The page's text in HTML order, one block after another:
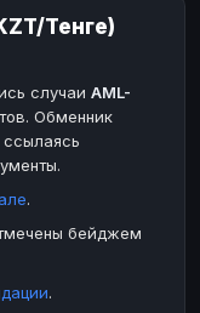
Тенге)
случаи AML-
Обменник
.
бейджем
.